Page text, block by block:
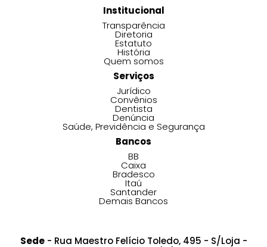
Institucional
Transparência
Diretoria
Estatuto
História
Quem somos
Serviços
Jurídico
Convênios
Dentista
Denúncia
Saúde, Previdência e Segurança
Bancos
BB
Caixa
Bradesco
Itaú
Santander
Demais Bancos
Sede- Rua Maestro Felício Toledo, 495 - S/Loja -